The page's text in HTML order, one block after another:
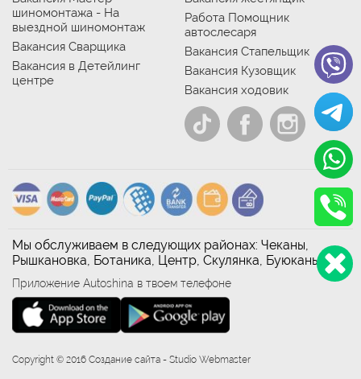
шиномонтажа - На
выездной шиномонтаж
Вакансия Сварщика
Вакансия в Детейлинг
центре
Работа Помощник
автослесаря
Вакансия Стапельщик
Вакансия Кузовщик
Вакансия ходовик
Мы обслуживаем в следующих районах: Чеканы,
Рышкановка, Ботаника, Центр, Скулянка, Буюканы
Приложение Autoshina в твоем телефоне
Copyright © 2016 Создание сайта - Studio Webmaster